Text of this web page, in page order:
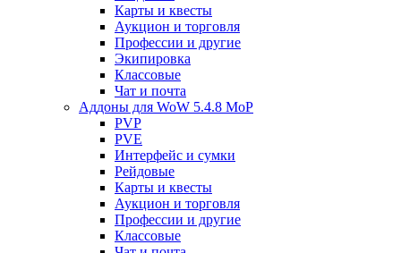
Карты и квесты
Аукцион и торговля
Профессии и другие
Экипировка
Классовые
Чат и почта
Аддоны для WoW 5.4.8 MoP
PVP
PVE
Интерфейс и сумки
Рейдовые
Карты и квесты
Аукцион и торговля
Профессии и другие
Классовые